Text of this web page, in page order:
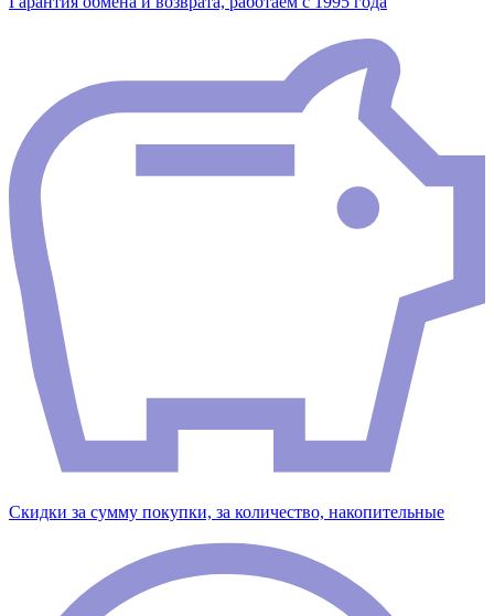
Скидки за сумму покупки, за количество, накопительные